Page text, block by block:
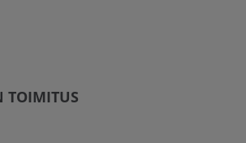
TOIMITUS